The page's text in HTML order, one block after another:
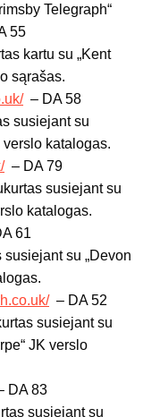
Telegraph“
55
kartu su „Kent
sąrašas.
– DA 58
susiejant su
verslo katalogas.
– DA 79
susiejant su
katalogas.
61
susiejant su „Devon
– DA 52
susiejant su
JK verslo
DA 83
susiejant su